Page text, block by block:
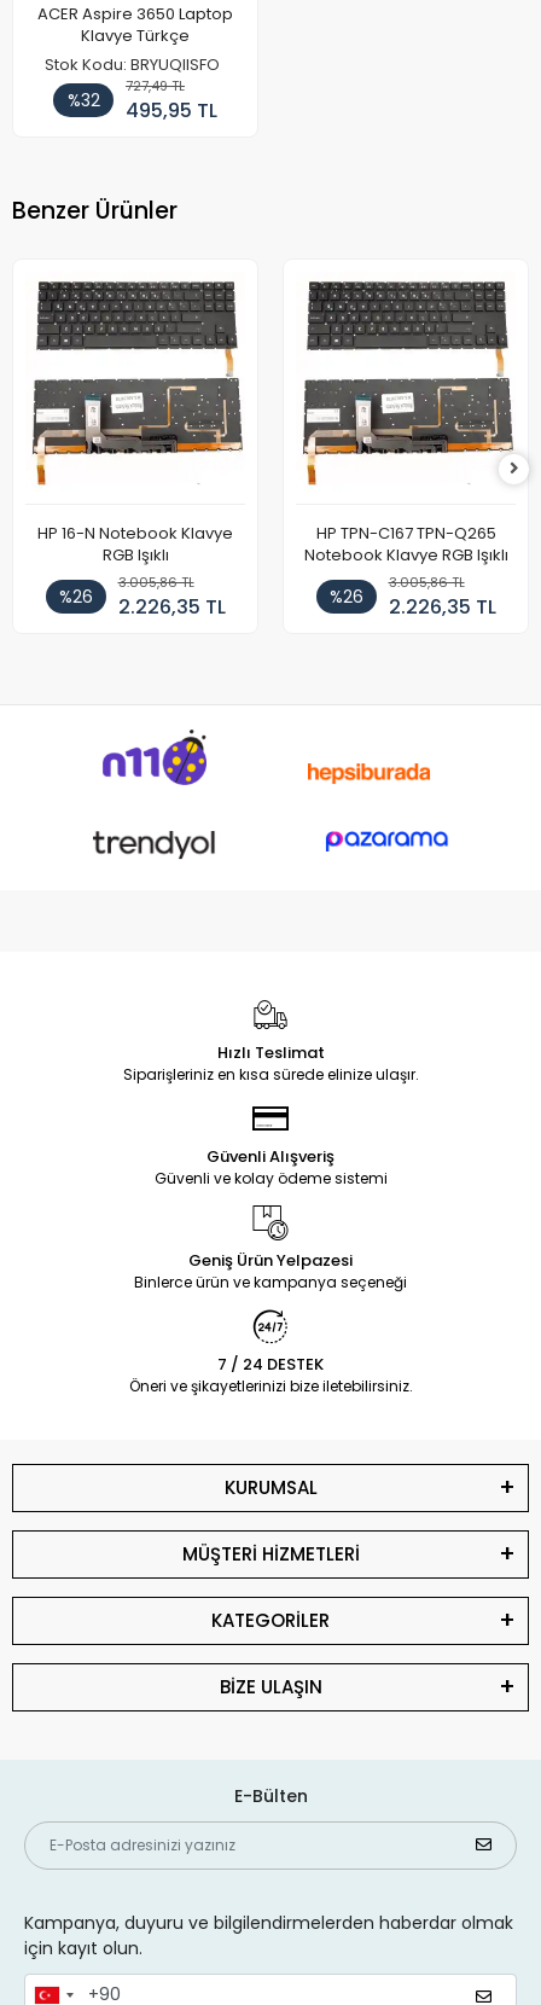
ACER Aspire 3650 Laptop
Klavye Türkçe
Stok Kodu: BRYUQIISFO
%32
727,49 TL
495,95 TL
Benzer Ürünler
HP 16-N Notebook Klavye
RGB Işıklı
%26
3.005,86 TL
2.226,35 TL
HP TPN-C167 TPN-Q265
Notebook Klavye RGB Işıklı
%26
3.005,86 TL
2.226,35 TL
Hızlı Teslimat
Siparişleriniz en kısa sürede elinize ulaşır.
Güvenli Alışveriş
Güvenli ve kolay ödeme sistemi
Geniş Ürün Yelpazesi
Binlerce ürün ve kampanya seçeneği
7 / 24 DESTEK
Öneri ve şikayetlerinizi bize iletebilirsiniz.
KURUMSAL
MÜŞTERİ HİZMETLERİ
KATEGORİLER
BİZE ULAŞIN
E-Bülten
Kampanya, duyuru ve bilgilendirmelerden haberdar olmak
için kayıt olun.